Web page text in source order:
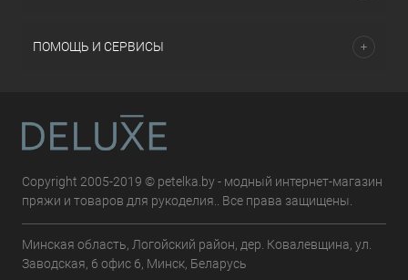
ПОМОЩЬ И СЕРВИСЫ
Copyright 2005-2019 © petelka.by - модный интернет-магазин
пряжи и товаров для рукоделия.. Все права защищены.
Минская область, Логойский район, дер. Ковалевщина, ул.
Заводская, 6 офис 6, Минск, Беларусь